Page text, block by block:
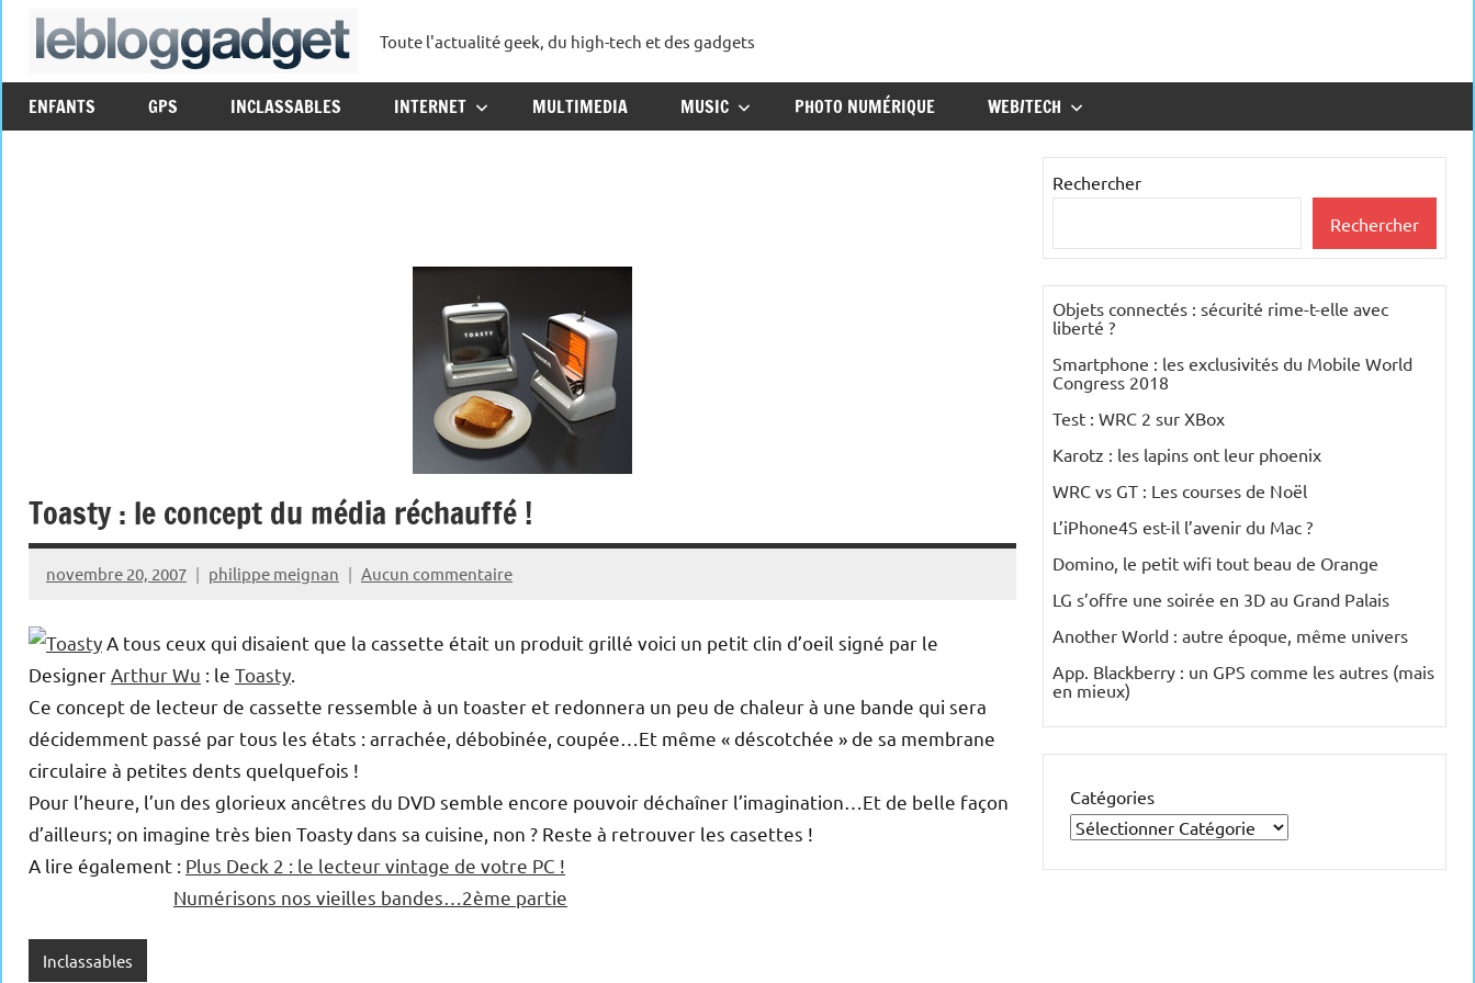
Aller
lebloggadget
Toute l'actualité geek, du high-tech et des gadgets
ENFANTS GPS INCLASSABLES INTERNET MULTIMEDIA MUSIC PHOTO NUMÉRIQUE WEB/TECH
Toasty : le concept du média réchauffé !
novembre 20, 2007 philippe meignan Aucun commentaire
A tous ceux qui disaient que la cassette était un produit grillé voici un petit clin d’oeil signé par le
Designer Arthur Wu : le Toasty
Ce concept de lecteur de cassette ressemble à un toaster et redonnera un peu de chaleur à une bande qui sera
décidemment passé par tous les états : arrachée, débobinée, coupée…Et même « déscotchée » de sa membrane
circulaire à petites dents quelquefois !
Pour l’heure, l’un des glorieux ancêtres du DVD semble encore pouvoir déchaîner l’imagination…Et de belle façon
d’ailleurs; on imagine très bien Toasty dans sa cuisine, non ? Reste à retrouver les casettes !
A lire également : Plus Deck 2 : le lecteur vintage de votre PC !
Numérisons nos vieilles bandes…2ème partie
Inclassables
Rechercher
Rechercher
Objets connectés : sécurité rime-t-elle avec
liberté ?
Smartphone : les exclusivités du Mobile World
Congress 2018
Test : WRC 2 sur XBox
Karotz : les lapins ont leur phoenix
WRC vs GT : Les courses de Noël
L’iPhone4S est-il l’avenir du Mac ?
Domino, le petit wifi tout beau de Orange
LG s’offre une soirée en 3D au Grand Palais
Another World : autre époque, même univers
App. Blackberry : un GPS comme les autres (mais
en mieux)
Catégories